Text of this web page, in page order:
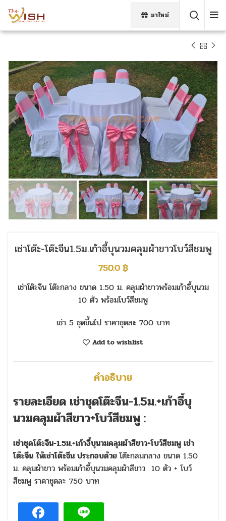
มาใหม่
เช่าโต๊ะ-โต๊ะจีน1.5ม.เก้าอี้บุนวมคลุมผ้าขาวโบว์สีชมพู
750.0฿
เช่าโต๊ะจีน โต๊ะกลาง ขนาด 1.50 ม. คลุมผ้าขาวพร้อมเก้าอี้บุนวม
10 ตัว พร้อมโบว์สีชมพู
เช่า 5 ชุดขึ้นไป ราคาชุดละ 700 บาท
Add to wishlist
คำอธิบาย
รายละเอียด เช่าชุดโต๊ะจีน-1.5ม.+เก้าอี้บุ
นวมคลุมผ้าสีขาว+โบว์สีชมพู :
เช่าชุดโต๊ะจีน-1.5ม.+เก้าอี้บุนวมคลุมผ้าสีขาว+โบว์สีชมพู เช่า
โต๊ะจีน ให้เช่าโต๊ะจีน ประกอบด้วยโต๊ะกลมกลาง ขนาด 1.50
ม. คลุมผ้าขาว พร้อมเก้าอี้บุนวมคลุมผ้าสีขาว 10 ตัว + โบว์
สีชมพู ราคาชุดละ 750 บาท